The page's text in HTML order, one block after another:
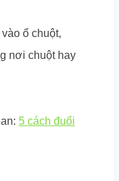
ổ chuột,
nơi chuột hay
5 cách đuổi